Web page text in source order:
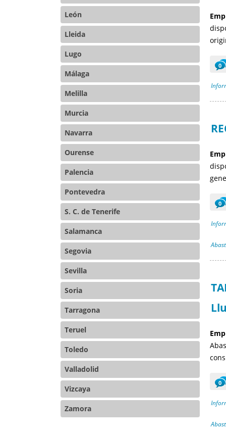
León
Lleida
Lugo
Málaga
Melilla
Murcia
Navarra
Ourense
Palencia
Pontevedra
S. C. de Tenerife
Salamanca
Segovia
Sevilla
Soria
Tarragona
Teruel
Toledo
Valladolid
Vizcaya
Zamora
0
0
0